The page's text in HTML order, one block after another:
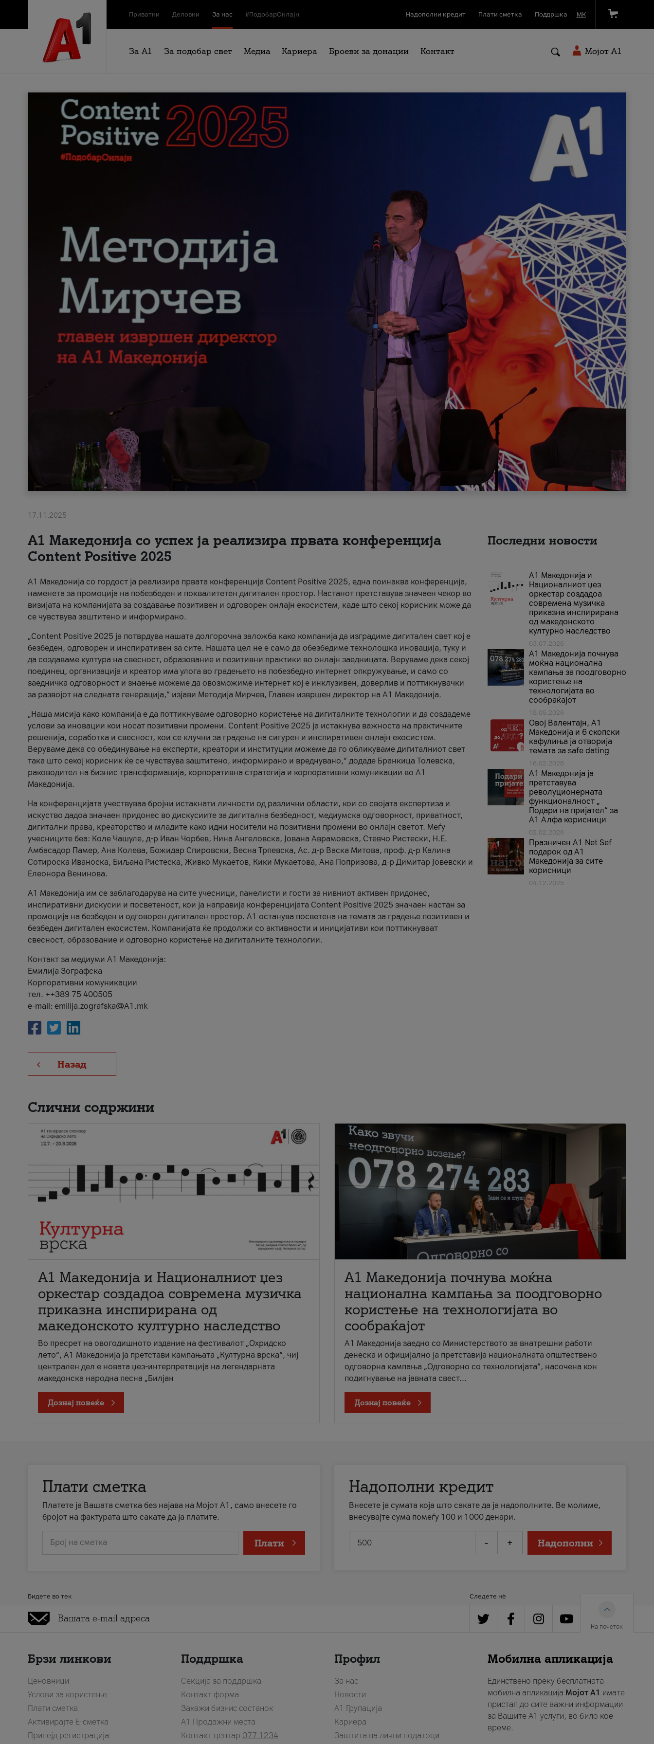
Приватни Деловни За нас #ПодобарОнлајн Надополни кредит Плати сметка Поддршка МК
За А1 За подобар свет Медиа Кариера Броеви за донации Контакт Мојот A1
17.11.2025
А1 Македонија со успех ја реализира првата конференција
Content Positive 2025
А1 Македонија со гордост ја реализира првата конференција Content Positive 2025, една поинаква конференција,
наменета за промоција на побезбеден и поквалитетен дигитален простор. Настанот претставува значаен чекор во
визијата на компанијата за создавање позитивен и одговорен онлајн екосистем, каде што секој корисник може да
се чувствува заштитено и информирано.
„Content Positive 2025 ја потврдува нашата долгорочна заложба како компанија да изградиме дигитален свет кој е
безбеден, одговорен и инспиративен за сите. Нашата цел не е само да обезбедиме технолошка иновација, туку и
да создаваме култура на свесност, образование и позитивни практики во онлајн заедницата. Веруваме дека секој
поединец, организација и креатор има улога во градењето на побезбедно интернет опкружување, и само со
заедничка одговорност и знаење можеме да овозможиме интернет кој е инклузивен, доверлив и поттикнувачки
за развојот на следната генерација,“ изјави Методија Мирчев, Главен извршен директор на А1 Македонија.
„Наша мисија како компанија е да поттикнуваме одговорно користење на дигиталните технологии и да создадеме
услови за иновации кои носат позитивни промени. Content Positive 2025 ја истакнува важноста на практичните
решенија, соработка и свесност, кои се клучни за градење на сигурен и инспиративен онлајн екосистем.
Веруваме дека со обединување на експерти, креатори и институции можеме да го обликуваме дигиталниот свет
така што секој корисник ќе се чувствува заштитено, информирано и вреднувано,“ додаде Бранкица Толевска,
раководител на бизнис трансформација, корпоративна стратегија и корпоративни комуникации во А1
Македонија.
На конференцијата учествуваа бројни истакнати личности од различни области, кои со својата експертиза и
искуство дадоа значаен придонес во дискусиите за дигитална безбедност, медиумска одговорност, приватност,
дигитални права, креаторство и младите како идни носители на позитивни промени во онлајн светот. Меѓу
учесниците беа: Коле Чашуле, д-р Иван Чорбев, Нина Ангеловска, Јована Аврамовска, Стевчо Ристески, Н.Е.
Амбасадор Памер, Ана Колева, Божидар Спировски, Весна Трпевска, Ас. д-р Васка Митова, проф. д-р Калина
Сотироска Иваноска, Биљана Ристеска, Живко Мукаетов, Кики Мукаетова, Ана Попризова, д-р Димитар Јовевски и
Елеонора Венинова.
А1 Македонија им се заблагодарува на сите учесници, панелисти и гости за нивниот активен придонес,
инспиративни дискусии и посветеност, кои ја направија конференцијата Content Positive 2025 значаен настан за
промоција на безбеден и одговорен дигитален простор. А1 останува посветена на темата за градење позитивен и
безбеден дигитален екосистем. Компанијата ќе продолжи со активности и иницијативи кои поттикнуваат
свесност, образование и одговорно користење на дигиталните технологии.
Контакт за медиуми А1 Македонија:
Емилија Зографска
Корпоративни комуникации
тел. ++389 75 400505
e-mail: emilija.zografska@A1.mk
Назад
Последни новости
А1 Македонија и
Националниот џез
оркестар создадоа
современа музичка
приказна инспирирана
од македонското
културно наследство
03.07.2026
A1 Македонија почнува
моќна национална
кампања за поодговорно
користење на
технологијата во
сообраќајот
18.05.2026
Овој Валентајн, A1
Македонија и 6 скопски
кафулиња ја отворија
темата за safe dating
16.02.2026
А1 Македонија ја
претставува
револуционерната
функционалност „
Подари на пријател“ за
А1 Алфа корисници
02.02.2026
Празничен A1 Net Sеf
подарок од А1
Македонија за сите
корисници
04.12.2025
Слични содржини
А1 Македонија и Националниот џез
оркестар создадоа современа музичка
приказна инспирирана од
македонското културно наследство
Во пресрет на овогодишното издание на фестивалот „Охридско
лето“, А1 Македонија ја претстави кампањата „Културна врска“, чиј
централен дел е новата џез-интерпретација на легендарната
македонска народна песна „Билјан
Дознај повеќе
A1 Македонија почнува моќна
национална кампања за поодговорно
користење на технологијата во
сообраќајот
A1 Македонија заедно со Министерството за внатрешни работи
денеска и официјално ја претставија националната општествено
одговорна кампања „Одговорно со технологијата“, насочена кон
подигнување на јавната свест...
Дознај повеќе
Плати сметка
Платете ја Вашата сметка без најава на Мојот А1, само внесете го
бројот на фактурата што сакате да ја платите.
Број на сметка Плати
Надополни кредит
Внесете ја сумата која што сакате да ја надополните. Ве молиме,
внесувајте сума помеѓу 100 и 1000 денари.
- + Надополни
Бидете во тек Следете нè
На почеток
Брзи линкови
Ценовници
Услови за користење
Плати сметка
Активирајте Е-сметка
Припејд регистрација
Поддршка
Секција за поддршка
Контакт форма
Закажи бизнис состанок
A1 Продажни места
Контакт центар 077 1234
Профил
За нас
Новости
А1 Групација
Кариера
Заштита на лични податоци
Мобилна апликација
Единствено преку бесплатната
мобилна апликација Мојот A1 имате
пристап до сите важни информации
за Вашите A1 услуги, во било кое
време.